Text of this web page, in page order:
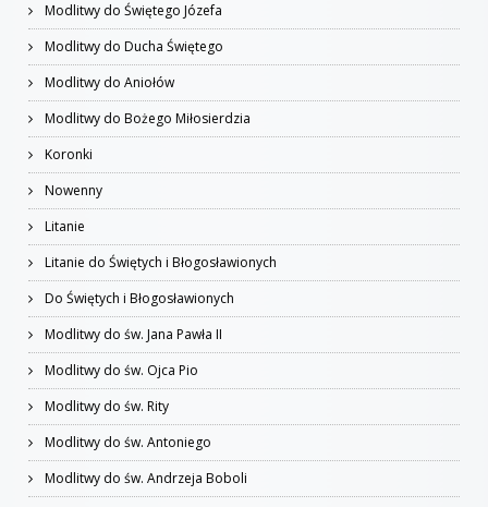
Modlitwy do Świętego Józefa
Modlitwy do Ducha Świętego
Modlitwy do Aniołów
Modlitwy do Bożego Miłosierdzia
Koronki
Nowenny
Litanie
Litanie do Świętych i Błogosławionych
Do Świętych i Błogosławionych
Modlitwy do św. Jana Pawła II
Modlitwy do św. Ojca Pio
Modlitwy do św. Rity
Modlitwy do św. Antoniego
Modlitwy do św. Andrzeja Boboli